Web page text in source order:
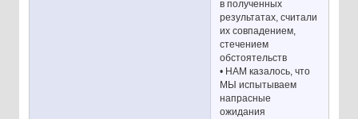
в полученных
результатах, считали
их совпадением,
стечением
обстоятельств
• НАМ казалось, что
МЫ испытываем
напрасные
ожидания